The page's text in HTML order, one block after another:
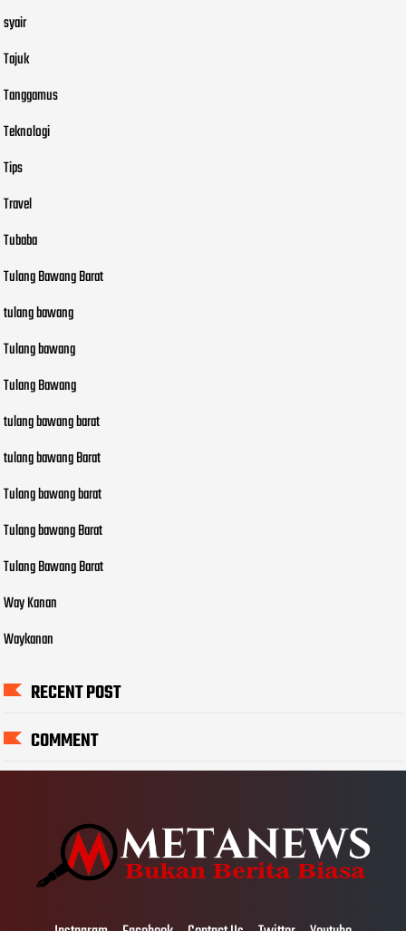
syair
Tajuk
Tanggamus
Teknologi
Tips
Travel
Tubaba
Tulang Bawang Barat
tulang bawang
Tulang bawang
Tulang Bawang
tulang bawang barat
tulang bawang Barat
Tulang bawang barat
Tulang bawang Barat
Tulang Bawang Barat
Way Kanan
Waykanan
RECENT POST
COMMENT